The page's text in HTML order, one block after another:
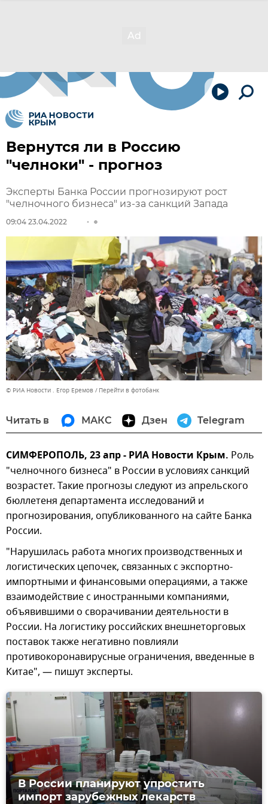
Вернутся ли в Россию
"челноки" - прогноз
Эксперты Банка России прогнозируют рост
"челночного бизнеса" из-за санкций Запада
09:04 23.04.2022
© РИА Новости . Егор Еремов Перейти в фотобанк
Читать в МАКС Дзен Telegram
СИМФЕРОПОЛЬ, 23 апр - РИА Новости Крым. Роль
"челночного бизнеса" в России в условиях санкций
возрастет. Такие прогнозы следуют из апрельского
бюллетеня департамента исследований и
прогнозирования, опубликованного на сайте Банка
России.
"Нарушилась работа многих производственных и
логистических цепочек, связанных с экспортно-
импортными и финансовыми операциями, а также
взаимодействие с иностранными компаниями,
объявившими о сворачивании деятельности в
России. На логистику российских внешнеторговых
поставок также негативно повлияли
противокоронавирусные ограничения, введенные в
Китае", — пишут эксперты.
В России планируют упростить
импорт зарубежных лекарств